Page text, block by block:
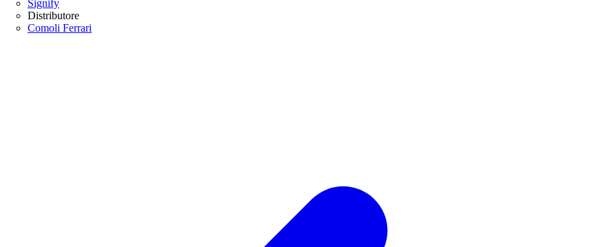
Signify
Distributore
Comoli Ferrari